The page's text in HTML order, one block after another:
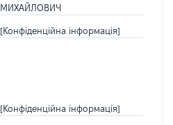
МИХАЙЛОВИЧ
[Конфіденційна інформація]
[Конфіденційна інформація]